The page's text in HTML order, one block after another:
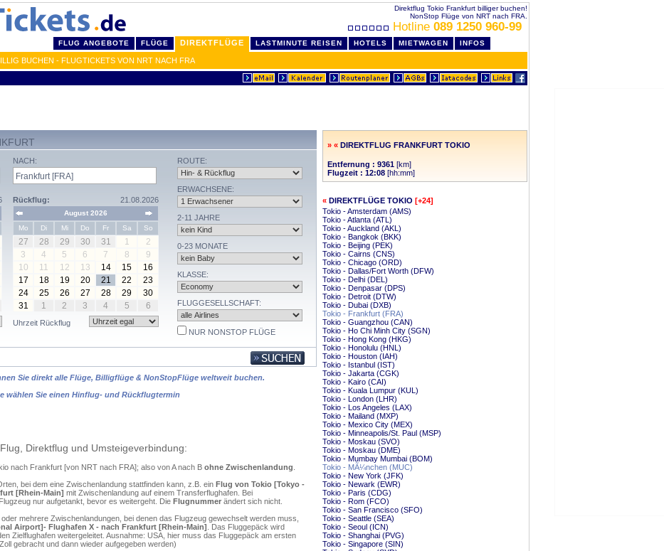
Direktflug Tokio Frankfurt billiger buchen!
NonStop Flüge von NRT nach FRA.
Hotline 089 1250 960-99
FLUG ANGEBOTE FLÜGE DIREKTFLÜGE LASTMINUTE REISEN HOTELS MIETWAGEN INFOS
BUCHEN - FLUGTICKETS VON NRT NACH FRA
NACH:
Rückflug: 21.08.2026
August 2026
Mo
Di Mi Do Fr Sa So
27 28 29 30 31 1
2
3
4 5 6 7 8
9
10
11 12 13 14 15
16
17
18 19 20 21 22
23
24
25 26 27 28 29
30
31
1 2 3 4 5 6
Uhrzeit Rückflug
ROUTE:
ERWACHSENE:
2-11 JAHRE
0-23 MONATE
KLASSE:
FLUGGESELLSCHAFT:
NUR NONSTOP FLÜGE
Sie direkt alle Flüge, Billigflüge & NonStopFlüge weltweit buchen.
wählen Sie einen Hinflug- und Rückflugtermin
Direktflug und Umsteigeverbindung:
nach Frankfurt [von NRT nach FRA]; also von A nach B ohne Zwischenlandung
bei dem eine Zwischenlandung stattfinden kann, z.B. ein Flug von Tokio [Tokyo -
[Rhein-Main] mit Zwischenlandung auf einem Transferflughafen. Bei
nur aufgetankt, bevor es weitergeht. Die Flugnummer ändert sich nicht.
mehrere Zwischenlandungen, bei denen das Flugzeug gewechselt werden muss,
Airport]- Flughafen X - nach Frankfurt [Rhein-Main] . Das Fluggepäck wird
Zielflughafen weitergeleitet. Ausnahme: USA, hier muss das Fluggepäck am ersten
gebracht und dann wieder aufgegeben werden)
» « DIREKTFLUG FRANKFURT TOKIO
Entfernung : 9361 [km]
Flugzeit : 12:08 [hh:mm]
« DIREKTFLÜGE TOKIO [+24]
Tokio - Amsterdam (AMS)
Tokio - Atlanta (ATL)
Tokio - Auckland (AKL)
Tokio - Bangkok (BKK)
Tokio - Beijing (PEK)
Tokio - Cairns (CNS)
Tokio - Chicago (ORD)
Tokio - Dallas/Fort Worth (DFW)
Tokio - Delhi (DEL)
Tokio - Denpasar (DPS)
Tokio - Detroit (DTW)
Tokio - Dubai (DXB)
Tokio - Frankfurt (FRA)
Tokio - Guangzhou (CAN)
Tokio - Ho Chi Minh City (SGN)
Tokio - Hong Kong (HKG)
Tokio - Honolulu (HNL)
Tokio - Houston (IAH)
Tokio - Istanbul (IST)
Tokio - Jakarta (CGK)
Tokio - Kairo (CAI)
Tokio - Kuala Lumpur (KUL)
Tokio - London (LHR)
Tokio - Los Angeles (LAX)
Tokio - Mailand (MXP)
Tokio - Mexico City (MEX)
Tokio - Minneapolis/St. Paul (MSP)
Tokio - Moskau (SVO)
Tokio - Moskau (DME)
Tokio - Mumbay Mumbai (BOM)
Tokio - MÃ¼nchen (MUC)
Tokio - New York (JFK)
Tokio - Newark (EWR)
Tokio - Paris (CDG)
Tokio - Rom (FCO)
Tokio - San Francisco (SFO)
Tokio - Seattle (SEA)
Tokio - Seoul (ICN)
Tokio - Shanghai (PVG)
Tokio - Singapore (SIN)